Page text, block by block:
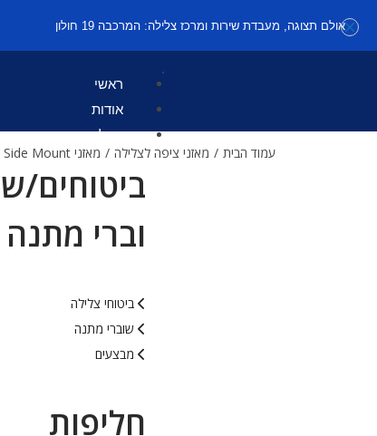
אולם תצוגה, מעבדת שירות ומרכז צלילה: המרכבה 19 חולון
ראשי
אודות
קטלוג
ביטוחים/ש
וברי מתנה
ביטוחי צלילה
שוברי מתנה
מבצעים
חליפות
עמוד הבית / מאזני ציפה לצלילה / מאזני Side Mount